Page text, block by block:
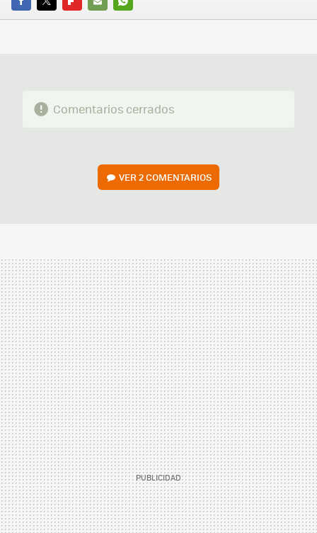
FACEBOOK
TWITTERFLIPBOARD
E-
WHATSAPP
Comentarios cerrados
VER2 COMENTARIOS